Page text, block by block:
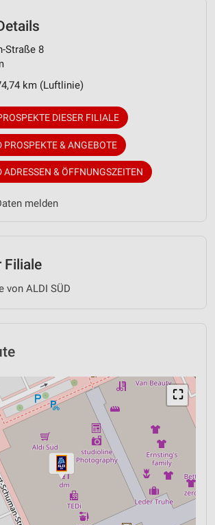
Straße 8
km (Luftlinie)
DIESER FILIALE
PROSPEKTE & ANGEBOTE
ADRESSEN & ÖFFNUNGSZEITEN
melden
Filiale
von ALDI SÜD
⛶